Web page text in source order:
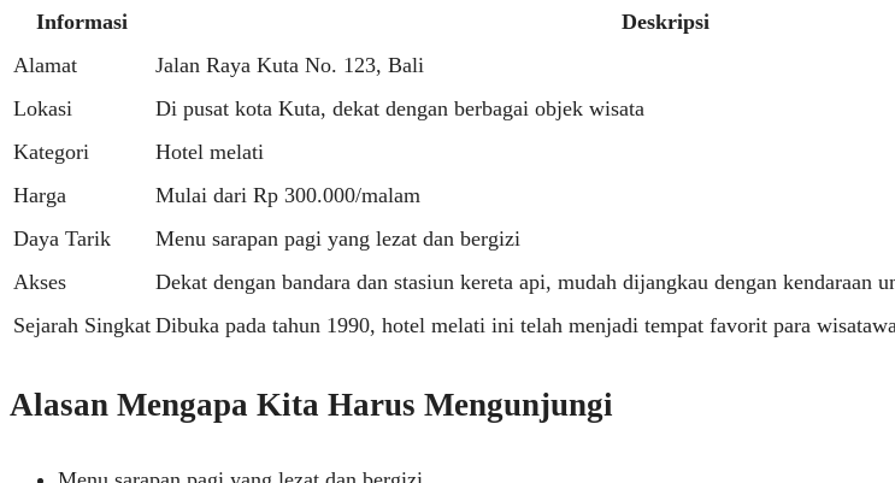
Informasi
Deskripsi
Alamat
Jalan Raya Kuta No. 123, Bali
Lokasi
Di pusat kota Kuta, dekat dengan berbagai objek wisata
Kategori
Hotel melati
Harga
Mulai dari Rp 300.000/malam
Daya Tarik
Menu sarapan pagi yang lezat dan bergizi
Akses
Dekat dengan bandara dan stasiun kereta api, mudah dijangkau dengan kendaraan
Sejarah Singkat Dibuka pada tahun 1990, hotel melati ini telah menjadi tempat favorit para
Alasan Mengapa Kita Harus Mengunjungi